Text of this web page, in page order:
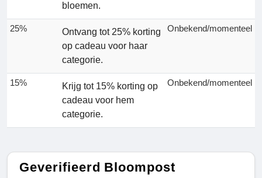
bloemen.
25%
Ontvang tot 25% korting
op cadeau voor haar
categorie.
Onbekend/momenteel
15%
Krijg tot 15% korting op
cadeau voor hem
categorie.
Onbekend/momenteel
Geverifieerd Bloompost